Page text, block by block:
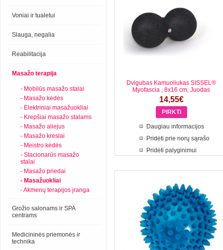
Voniai ir tualetui
Slauga, negalia
Reabilitacija
Masažo terapija
- Mobilūs masažo stalai
- Masažo kėdės
- Elektriniai masažuokliai
- Krepšiai masažo stalams
- Masažo aliejus
- Masažo krėslai
- Meistro kėdės
- Stacionarūs masažo
stalai
- Masažo priedai
- Masažuokliai
- Akmenų terapijos įranga
Grožio salonams ir SPA
centrams
Medicininės priemonės ir
technika
Dvigubas Kamuoliukas SISSEL®
Myofascia , 8x16 cm, Juodas
14,55€
Daugiau informacijos
Pridėti prie norų sąrašo
Pridėti palyginimui